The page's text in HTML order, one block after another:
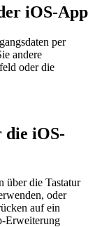
iOS-App
per
andere
oder die
die iOS-
über die Tastatur
oder
auf ein
Erweiterung